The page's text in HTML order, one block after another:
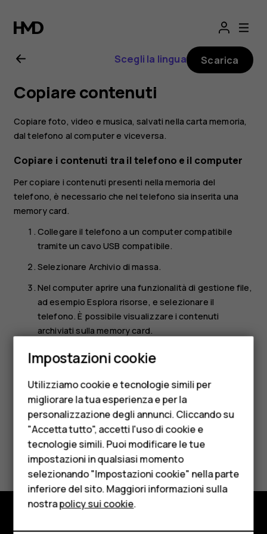
Manuale
d'uso
del
Nokia
130
2017
Smartphone
Cellulari
Telefoni per anziani
Accessori
HMD Terra M
Per le imprese
Tablet
Negozio
Scegli la lingua Scarica
Copiare contenuti
Copiare foto, video e musica, salvati nella carta memoria,
dal telefono al computer e viceversa.
Copiare i contenuti tra il telefono e il computer
Per copiare i contenuti presenti nella memoria del
telefono, è necessario che nel telefono sia inserita una
memory card.
Collegare il telefono a un computer compatibile
tramite un cavo USB compatibile.
Selezionare Archivio di massa.
Nel computer aprire una funzionalità di gestione file,
ad esempio Esplora risorse, e selezionare il
telefono. È possibile visualizzare i contenuti
archiviati sulla memory card.
Trascinare e rilasciare gli elementi tra il telefono e il
computer.
Ti è stato d'aiuto?
Sì No
Impostazioni cookie
Utilizziamo cookie e tecnologie simili per
migliorare la tua esperienza e per la
personalizzazione degli annunci. Cliccando su
"Accetta tutto", accetti l'uso di cookie e
tecnologie simili. Puoi modificare le tue
impostazioni in qualsiasi momento
selezionando "Impostazioni cookie" nella parte
inferiore del sito. Maggiori informazioni sulla
nostrapolicy sui cookie.